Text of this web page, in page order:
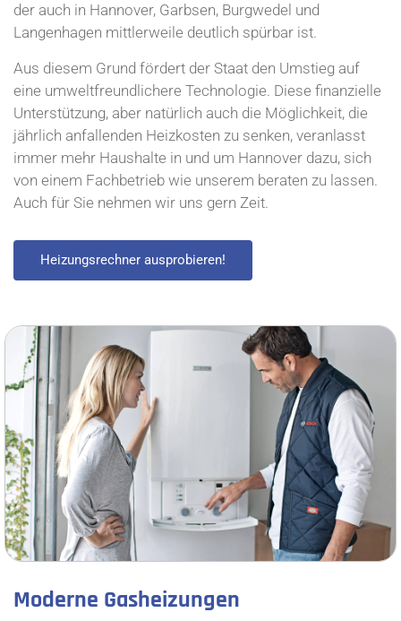
der auch in Hannover, Garbsen, Burgwedel und
Langenhagen mittlerweile deutlich spürbar ist.
Aus diesem Grund fördert der Staat den Umstieg auf
eine umweltfreundlichere Technologie. Diese finanzielle
Unterstützung, aber natürlich auch die Möglichkeit, die
jährlich anfallenden Heizkosten zu senken, veranlasst
immer mehr Haushalte in und um Hannover dazu, sich
von einem Fachbetrieb wie unserem beraten zu lassen.
Auch für Sie nehmen wir uns gern Zeit.
Heizungsrechner ausprobieren!
Moderne Gasheizungen